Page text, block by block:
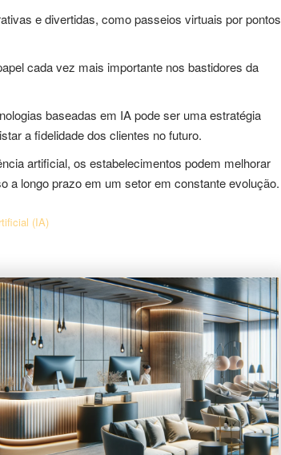
e divertidas, como passeios virtuais por pontos
cada vez mais importante nos bastidores da
baseadas em IA pode ser uma estratégia
a fidelidade dos clientes no futuro.
artificial, os estabelecimentos podem melhorar
a longo prazo em um setor em constante evolução.
(IA)